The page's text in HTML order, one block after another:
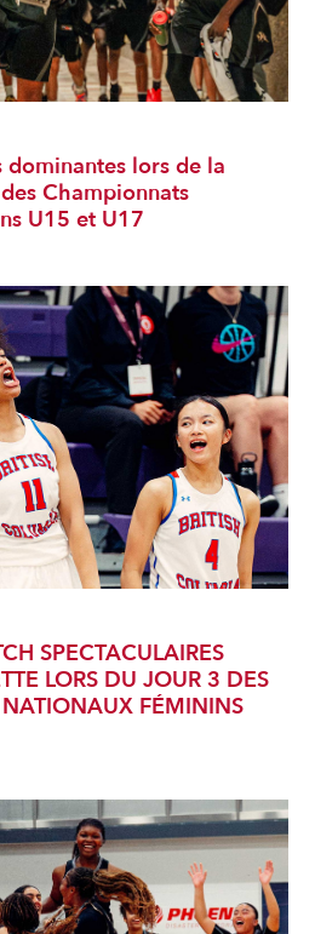
dominantes lors de la
Championnats
U15 et U17
SPECTACULAIRES
LORS DU JOUR 3 DES
FÉMININS